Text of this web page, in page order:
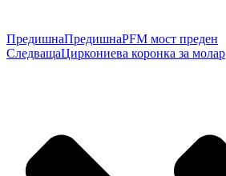
ПредишнаПредишнаPFM мост преден
СледващаЦиркониева коронка за молар